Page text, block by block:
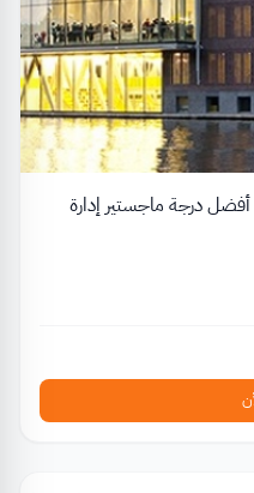
|| أفضل درجة ماجستير إدارة